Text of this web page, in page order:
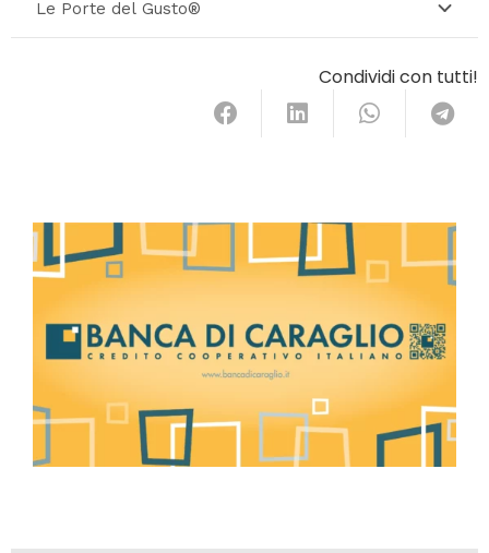
Le Porte del Gusto®
Condividi con tutti!